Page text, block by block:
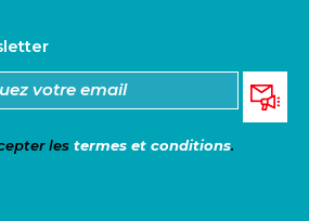
les termes et conditions.